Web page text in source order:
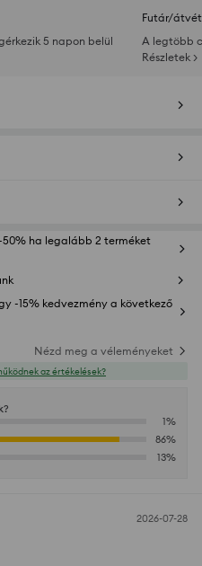
5 napon belül
Futár/
A legtöbb
Részletek >
ha legalább 2 terméket
-15% kedvezmény a következő
Nézd meg a véleményeket
az értékelések?
1%
86%
13%
2026-07-28